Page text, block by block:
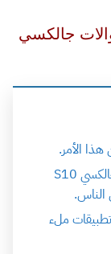
جالكسي
الأمر.
يمكنكم اخفاء الكاميرا الأمامية بهواتف جالكسي S10
الناس.
ملء